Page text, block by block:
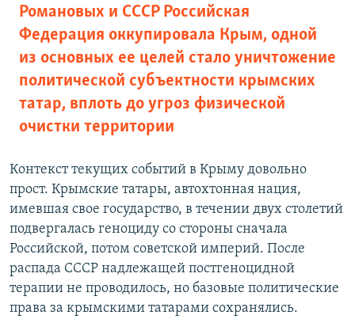
Романовых и СССР Российская
Федерация оккупировала Крым, одной
из основных ее целей стало уничтожение
политической субъектности крымских
татар, вплоть до угроз физической
очистки территории
Контекст текущих событий в Крыму довольно
прост. Крымские татары, автохтонная нация,
имевшая свое государство, в течении двух столетий
подвергалась геноциду со стороны сначала
Российской, потом советской империй. После
распада СССР надлежащей постгеноцидной
терапии не проводилось, но базовые политические
права за крымскими татарами сохранялись.